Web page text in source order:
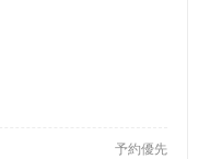
予約優先